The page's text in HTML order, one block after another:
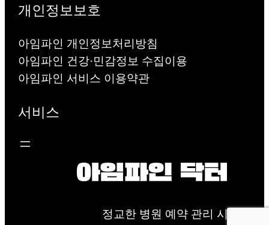
개인정보보호
아임파인 개인정보처리방침
아임파인 건강·민감정보 수집이용
아임파인 서비스 이용약관
서비스
정교한 병원 예약 관리 시스템